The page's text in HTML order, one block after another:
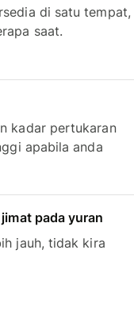
di satu tempat,
saat.
kadar pertukaran
apabila anda
pada yuran
jauh, tidak kira